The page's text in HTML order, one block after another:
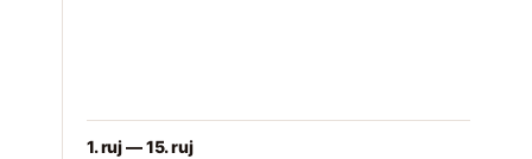
1. ruj — 15. ruj